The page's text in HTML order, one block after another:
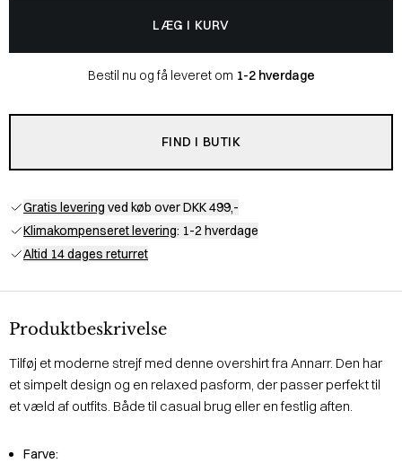
LÆG I KURV
Bestil nu og få leveret om 1-2 hverdage
FIND I BUTIK
Gratis levering ved køb over DKK 499,-
Klimakompenseret levering: 1-2 hverdage
Altid 14 dages returret
Produktbeskrivelse
Tilføj et moderne strejf med denne overshirt fra Annarr. Den har
et simpelt design og en relaxed pasform, der passer perfekt til
et væld af outfits. Både til casual brug eller en festlig aften.
Farve: